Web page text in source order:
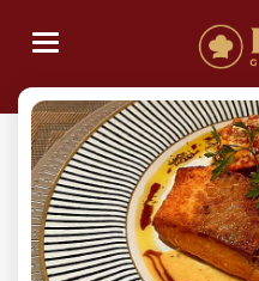
Toggle navigation